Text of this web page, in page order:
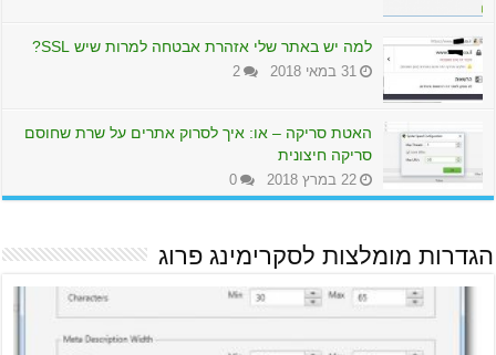
למה יש באתר שלי אזהרת אבטחה למרות שיש SSL?
31 במאי 2018 2
האטת סריקה – או: איך לסרוק אתרים על שרת שחוסם
סריקה חיצונית
22 במרץ 2018 0
הגדרות מומלצות לסקרימינג פרוג